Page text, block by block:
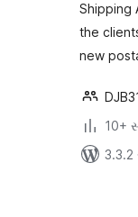
Shipping
the
new
10+
3.3.2